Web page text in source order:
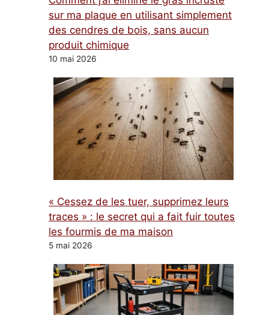
sur ma plaque en utilisant simplement
des cendres de bois, sans aucun
produit chimique
10 mai 2026
« Cessez de les tuer, supprimez leurs
traces » : le secret qui a fait fuir toutes
les fourmis de ma maison
5 mai 2026